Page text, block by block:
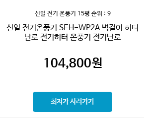
신일 전기 온풍기 15평 순위 : 9
신일 전기온풍기 SEH-WP2A 벽걸이 히터
난로 전기히터 온풍기 전기난로
104,800원
최저가 사러가기